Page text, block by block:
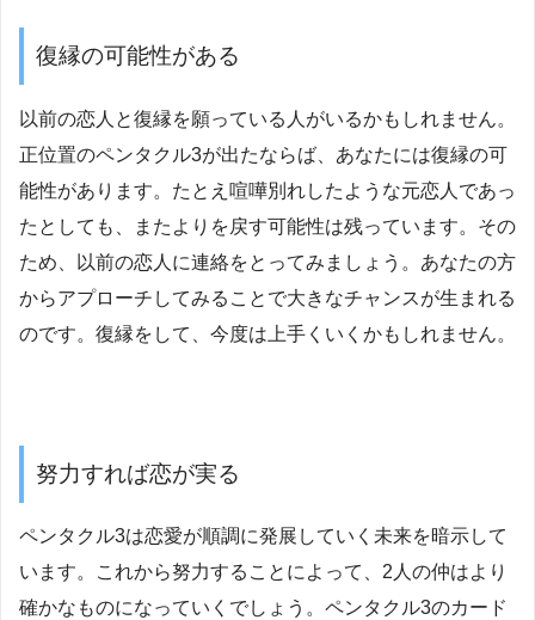
復縁の可能性がある
以前の恋人と復縁を願っている人がいるかもしれません。
正位置のペンタクル3が出たならば、あなたには復縁の可
能性があります。たとえ喧嘩別れしたような元恋人であっ
たとしても、またよりを戻す可能性は残っています。その
ため、以前の恋人に連絡をとってみましょう。あなたの方
からアプローチしてみることで大きなチャンスが生まれる
のです。復縁をして、今度は上手くいくかもしれません。
努力すれば恋が実る
ペンタクル3は恋愛が順調に発展していく未来を暗示して
います。これから努力することによって、2人の仲はより
確かなものになっていくでしょう。ペンタクル3のカード